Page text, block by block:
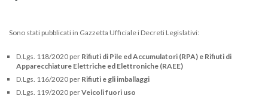
Sono stati pubblicati in Gazzetta Ufficiale i Decreti Legislativi:
D.Lgs. 118/2020 per Rifiuti di Pile ed Accumulatori (RPA) e Rifiuti di
Apparecchiature Elettriche ed Elettroniche (RAEE)
D.Lgs. 116/2020 per Rifiuti e gli imballaggi
D.Lgs. 119/2020 perVeicoli fuori uso